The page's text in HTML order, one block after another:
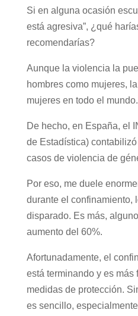
Si en alguna ocasión
está agresiva”, ¿qué
recomendarías?
Aunque la violencia la
hombres como mujeres,
mujeres en todo el mundo.
De hecho, en España, el
de Estadística)
casos de violencia de
Por eso, me duele
durante el confinamiento,
disparado. Es más,
aumento del 60%.
Afortunadamente, el
está terminando y es más
medidas de protección.
es sencillo,